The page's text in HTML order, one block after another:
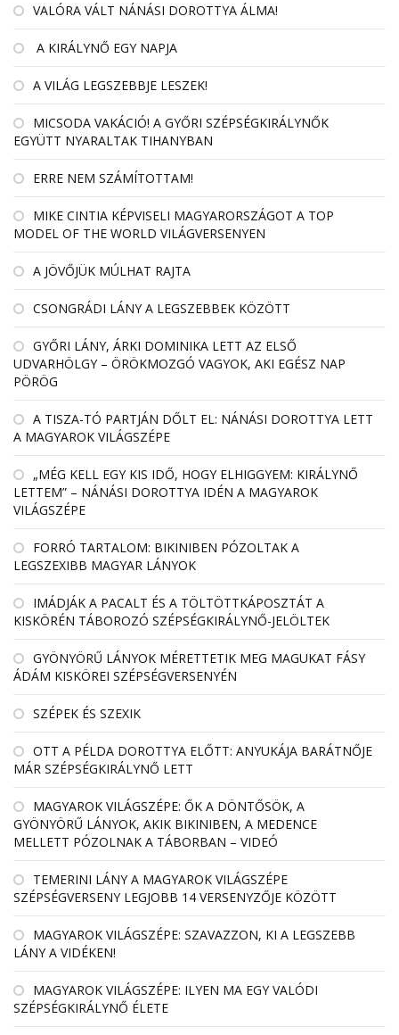
VALÓRA VÁLT NÁNÁSI DOROTTYA ÁLMA!
A KIRÁLYNŐ EGY NAPJA
A VILÁG LEGSZEBBJE LESZEK!
MICSODA VAKÁCIÓ! A GYŐRI SZÉPSÉGKIRÁLYNŐK
EGYÜTT NYARALTAK TIHANYBAN
ERRE NEM SZÁMÍTOTTAM!
MIKE CINTIA KÉPVISELI MAGYARORSZÁGOT A TOP
MODEL OF THE WORLD VILÁGVERSENYEN
A JÖVŐJÜK MÚLHAT RAJTA
CSONGRÁDI LÁNY A LEGSZEBBEK KÖZÖTT
GYŐRI LÁNY, ÁRKI DOMINIKA LETT AZ ELSŐ
UDVARHÖLGY – ÖRÖKMOZGÓ VAGYOK, AKI EGÉSZ NAP
PÖRÖG
A TISZA-TÓ PARTJÁN DŐLT EL: NÁNÁSI DOROTTYA LETT
A MAGYAROK VILÁGSZÉPE
„MÉG KELL EGY KIS IDŐ, HOGY ELHIGGYEM: KIRÁLYNŐ
LETTEM” – NÁNÁSI DOROTTYA IDÉN A MAGYAROK
VILÁGSZÉPE
FORRÓ TARTALOM: BIKINIBEN PÓZOLTAK A
LEGSZEXIBB MAGYAR LÁNYOK
IMÁDJÁK A PACALT ÉS A TÖLTÖTTKÁPOSZTÁT A
KISKÖRÉN TÁBOROZÓ SZÉPSÉGKIRÁLYNŐ-JELÖLTEK
GYÖNYÖRŰ LÁNYOK MÉRETTETIK MEG MAGUKAT FÁSY
ÁDÁM KISKÖREI SZÉPSÉGVERSENYÉN
SZÉPEK ÉS SZEXIK
OTT A PÉLDA DOROTTYA ELŐTT: ANYUKÁJA BARÁTNŐJE
MÁR SZÉPSÉGKIRÁLYNŐ LETT
MAGYAROK VILÁGSZÉPE: ŐK A DÖNTŐSÖK, A
GYÖNYÖRŰ LÁNYOK, AKIK BIKINIBEN, A MEDENCE
MELLETT PÓZOLNAK A TÁBORBAN – VIDEÓ
TEMERINI LÁNY A MAGYAROK VILÁGSZÉPE
SZÉPSÉGVERSENY LEGJOBB 14 VERSENYZŐJE KÖZÖTT
MAGYAROK VILÁGSZÉPE: SZAVAZZON, KI A LEGSZEBB
LÁNY A VIDÉKEN!
MAGYAROK VILÁGSZÉPE: ILYEN MA EGY VALÓDI
SZÉPSÉGKIRÁLYNŐ ÉLETE